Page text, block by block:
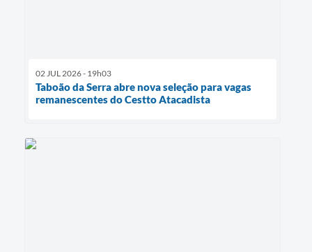
02 JUL 2026 - 19h03
Taboão da Serra abre nova seleção para vagas
remanescentes do Cestto Atacadista